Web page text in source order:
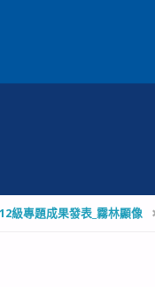
級專題成果發表_霧林顯像